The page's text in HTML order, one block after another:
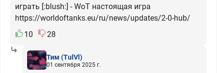
играть [:blush:] - WoT настоящая игра
https://worldoftanks.eu/ru/news/updates/2-0-hub/
10
28
Тим (TulVl)
01 сентября 2025 г.